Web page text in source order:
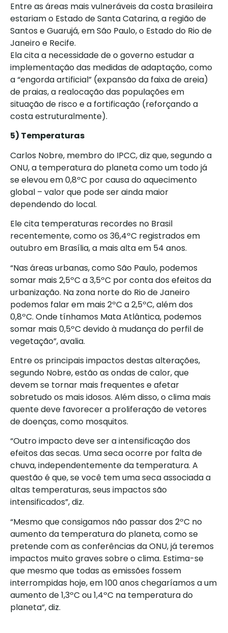
Entre as áreas mais vulneráveis da costa brasileira
estariam o Estado de Santa Catarina, a região de
Santos e Guarujá, em São Paulo, o Estado do Rio de
Janeiro e Recife.
Ela cita a necessidade de o governo estudar a
implementação das medidas de adaptação, como
a “engorda artificial” (expansão da faixa de areia)
de praias, a realocação das populações em
situação de risco e a fortificação (reforçando a
costa estruturalmente).
5) Temperaturas
Carlos Nobre, membro do IPCC, diz que, segundo a
ONU, a temperatura do planeta como um todo já
se elevou em 0,8ºC por causa do aquecimento
global – valor que pode ser ainda maior
dependendo do local.
Ele cita temperaturas recordes no Brasil
recentemente, como os 36,4ºC registrados em
outubro em Brasília, a mais alta em 54 anos.
“Nas áreas urbanas, como São Paulo, podemos
somar mais 2,5ºC a 3,5ºC por conta dos efeitos da
urbanização. Na zona norte do Rio de Janeiro
podemos falar em mais 2ºC a 2,5ºC, além dos
0,8ºC. Onde tínhamos Mata Atlântica, podemos
somar mais 0,5ºC devido à mudança do perfil de
vegetação”, avalia.
Entre os principais impactos destas alterações,
segundo Nobre, estão as ondas de calor, que
devem se tornar mais frequentes e afetar
sobretudo os mais idosos. Além disso, o clima mais
quente deve favorecer a proliferação de vetores
de doenças, como mosquitos.
“Outro impacto deve ser a intensificação dos
efeitos das secas. Uma seca ocorre por falta de
chuva, independentemente da temperatura. A
questão é que, se você tem uma seca associada a
altas temperaturas, seus impactos são
intensificados”, diz.
“Mesmo que consigamos não passar dos 2ºC no
aumento da temperatura do planeta, como se
pretende com as conferências da ONU, já teremos
impactos muito graves sobre o clima. Estima-se
que mesmo que todas as emissões fossem
interrompidas hoje, em 100 anos chegaríamos a um
aumento de 1,3ºC ou 1,4ºC na temperatura do
planeta”, diz.